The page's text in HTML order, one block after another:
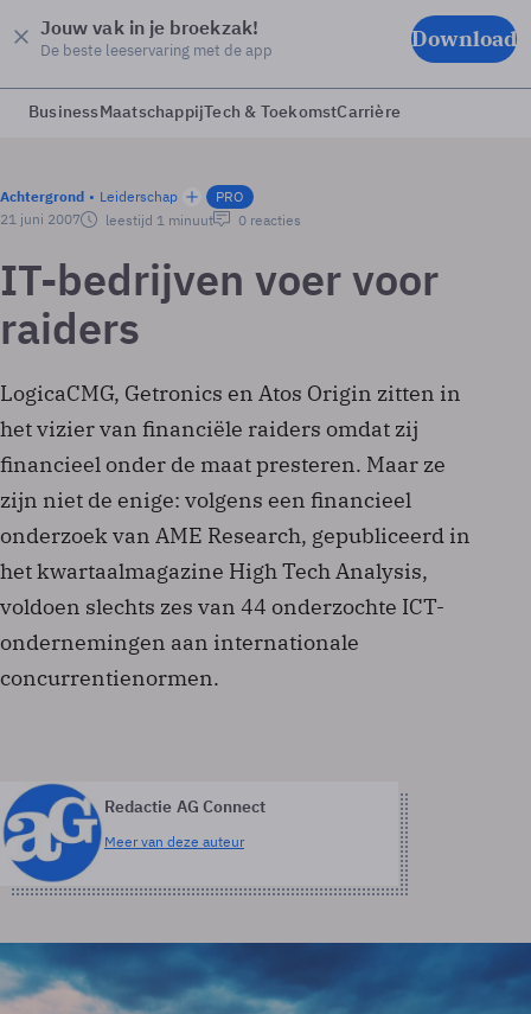
Jouw vak in je broekzak!
De beste leeservaring met de app Download
BusinessMaatschappijTech & ToekomstCarrière
Achtergrond Leiderschap
PRO
21 juni 2007
leestijd 1 minuut 0 reacties
IT-bedrijven voer voor
raiders
LogicaCMG, Getronics en Atos Origin zitten in
het vizier van financiële raiders omdat zij
financieel onder de maat presteren. Maar ze
zijn niet de enige: volgens een financieel
onderzoek van AME Research, gepubliceerd in
het kwartaalmagazine High Tech Analysis,
voldoen slechts zes van 44 onderzochte ICT-
ondernemingen aan internationale
concurrentienormen.
Redactie AG Connect
Meer van deze auteur